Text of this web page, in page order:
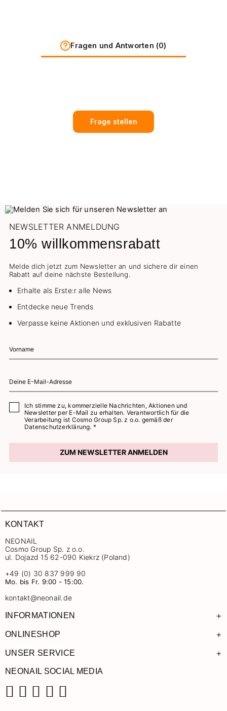
Fragen und Antworten (0)
Frage stellen
NEWSLETTER ANMELDUNG
10% willkommensrabatt
Melde dich jetzt zum Newsletter an und sichere dir einen
Rabatt auf deine nächste Bestellung.
Erhalte als Erste:r alle News
Entdecke neue Trends
Verpasse keine Aktionen und exklusiven Rabatte
Ich stimme zu, kommerzielle Nachrichten, Aktionen und
Newsletter per E-Mail zu erhalten. Verantwortlich für die
Verarbeitung ist Cosmo Group Sp. z o.o. gemäß der
Datenschutzerklärung. *
ZUM NEWSLETTER ANMELDEN
KONTAKT
NEONAIL
Cosmo Group Sp. z o.o.
ul. Dojazd 15 62-090 Kiekrz (Poland)
+49 (0) 30 837 999 90
Mo. bis Fr. 9:00 - 15:00.
kontakt@neonail.de
INFORMATIONEN +
ONLINESHOP +
UNSER SERVICE +
NEONAIL SOCIAL MEDIA